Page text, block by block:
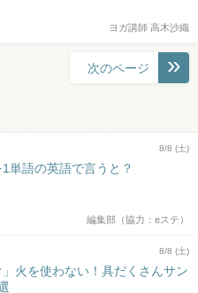
ヨガ講師 高木沙織
次のページ
8/8 (土)
1単語の英語で言うと？
編集部（協力：eステ）
8/8 (土)
」火を使わない！具だくさんサン